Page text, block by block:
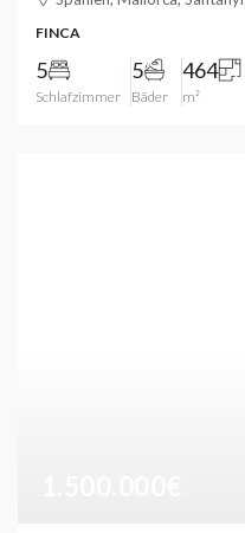
FINCA
5
Schlafzimmer
5
Bäder
464
m²